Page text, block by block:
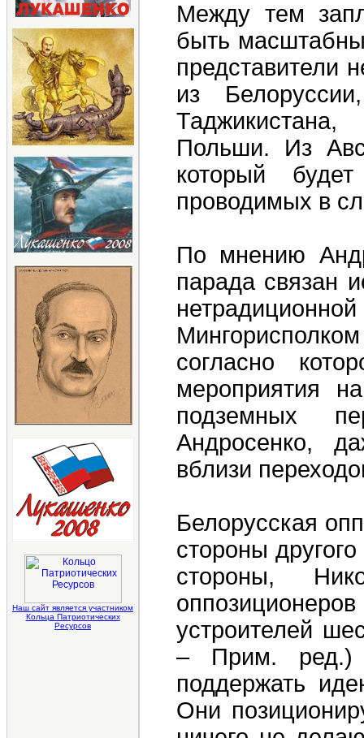
Наш сайт является участником
Кольца Патриотических
Ресурсов
Между тем
быть
представители
из
Польши. Из
который
проводимых в
По мнению
парада связан
согласно
мероприятия
подземных
Андросенко,
вблизи
Белорусская
стороны
стороны,
устроителей
– Прим. ред.)
поддержать
Они